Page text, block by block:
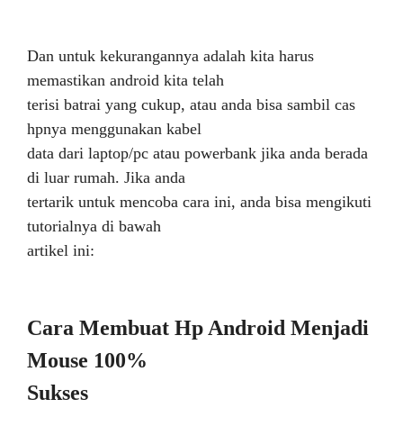
Dan untuk kekurangannya adalah kita harus
memastikan android kita telah
terisi batrai yang cukup, atau anda bisa sambil cas
hpnya menggunakan kabel
data dari laptop/pc atau powerbank jika anda berada
di luar rumah. Jika anda
tertarik untuk mencoba cara ini, anda bisa mengikuti
tutorialnya di bawah
artikel ini:
Cara Membuat Hp Android Menjadi
Mouse 100%
Sukses